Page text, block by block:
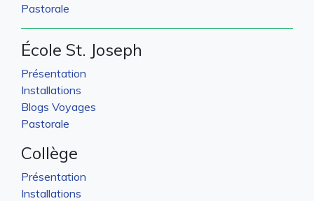
Pastorale
École St. Joseph
Présentation
Installations
Blogs Voyages
Pastorale
Collège
Présentation
Installations